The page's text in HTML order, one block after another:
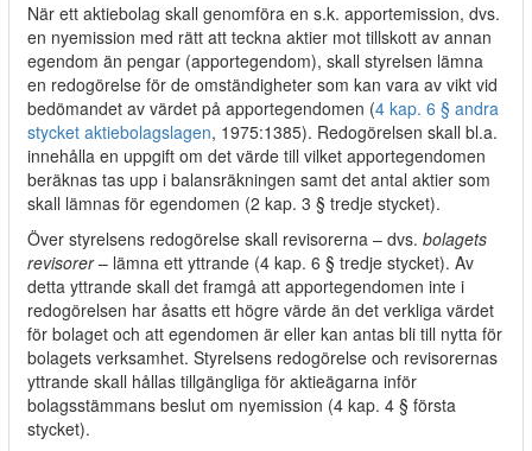
När ett aktiebolag skall genomföra en s.k. apportemission, dvs.
en nyemission med rätt att teckna aktier mot tillskott av annan
egendom än pengar (apportegendom), skall styrelsen lämna
en redogörelse för de omständigheter som kan vara av vikt vid
bedömandet av värdet på apportegendomen (4 kap. 6 § andra
stycket aktiebolagslagen, 1975:1385). Redogörelsen skall bl.a.
innehålla en uppgift om det värde till vilket apportegendomen
beräknas tas upp i balansräkningen samt det antal aktier som
skall lämnas för egendomen (2 kap. 3 § tredje stycket).
Över styrelsens redogörelse skall revisorerna – dvs. bolagets
revisorer– lämna ett yttrande (4 kap. 6 § tredje stycket). Av
detta yttrande skall det framgå att apportegendomen inte i
redogörelsen har åsatts ett högre värde än det verkliga värdet
för bolaget och att egendomen är eller kan antas bli till nytta för
bolagets verksamhet. Styrelsens redogörelse och revisorernas
yttrande skall hållas tillgängliga för aktieägarna inför
bolagsstämmans beslut om nyemission (4 kap. 4 § första
stycket).